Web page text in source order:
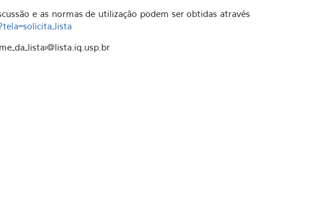
e as normas de utilização podem ser obtidas através